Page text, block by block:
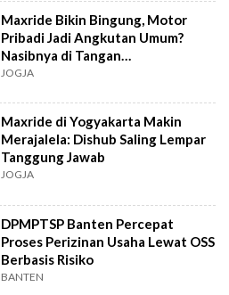
Maxride Bikin Bingung, Motor
Pribadi Jadi Angkutan Umum?
Nasibnya di Tangan
Kabupaten/Kota
JOGJA
Maxride di Yogyakarta Makin
Merajalela: Dishub Saling Lempar
Tanggung Jawab
JOGJA
DPMPTSP Banten Percepat
Proses Perizinan Usaha Lewat OSS
Berbasis Risiko
BANTEN